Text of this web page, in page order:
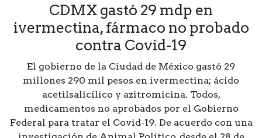
CDMX gastó 29 mdp en
ivermectina, fármaco no probado
contra Covid-19
El gobierno de la Ciudad de México gastó 29
millones 290 mil pesos en ivermectina; ácido
acetilsalicílico y azitromicina. Todos,
medicamentos no aprobados por el Gobierno
Federal para tratar el Covid-19. De acuerdo con una